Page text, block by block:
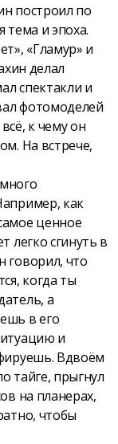
построил по
тема и эпоха.
«Гламур» и
делал
спектакли и
фотомоделей
к чему он
На встрече,
как
ценное
легко сгинуть в
говорил, что
когда ты
а
в его
и
Вдвоём
тайге, прыгнул
на планерах,
чтобы